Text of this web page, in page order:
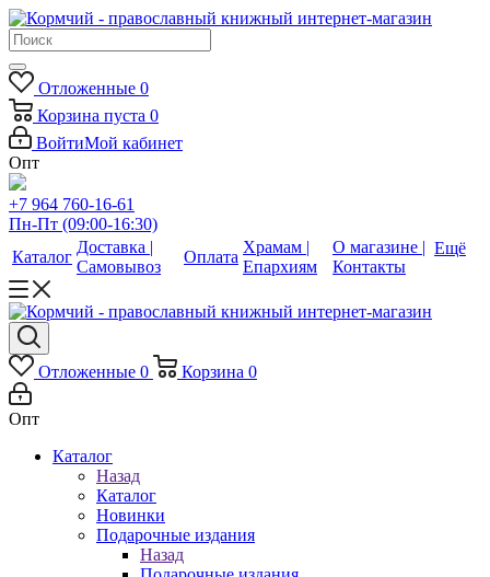
Отложенные 0
Корзина пуста 0
ВойтиМой кабинет
Опт
+7 964 760-16-61
Пн-Пт (09:00-16:30)
Каталог
Доставка |
Самовывоз
Оплата
Храмам |
Епархиям
О магазине |
Контакты
Ещё
Отложенные 0 Корзина 0
Опт
Каталог
Назад
Каталог
Новинки
Подарочные издания
Назад